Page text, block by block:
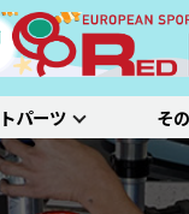
パーツ
系
テリア
そ